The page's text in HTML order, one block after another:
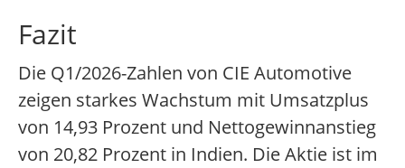
Fazit
Die Q1/2026-Zahlen von CIE Automotive
zeigen starkes Wachstum mit Umsatzplus
von 14,93 Prozent und Nettogewinnanstieg
von 20,82 Prozent in Indien. Die Aktie ist im